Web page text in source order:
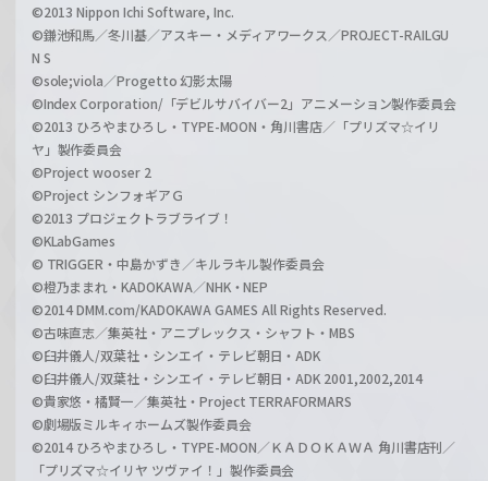
©2013 Nippon Ichi Software, Inc.
©鎌池和馬／冬川基／アスキー・メディアワークス／PROJECT-RAILGU
N S
©sole;viola／Progetto 幻影太陽
©Index Corporation/「デビルサバイバー2」アニメーション製作委員会
©2013 ひろやまひろし・TYPE-MOON・角川書店／「プリズマ☆イリ
ヤ」製作委員会
©Project wooser 2
©Project シンフォギアＧ
©2013 プロジェクトラブライブ！
©KLabGames
© TRIGGER・中島かずき／キルラキル製作委員会
©橙乃ままれ・KADOKAWA／NHK・NEP
©2014 DMM.com/KADOKAWA GAMES All Rights Reserved.
©古味直志／集英社・アニプレックス・シャフト・MBS
©臼井儀人/双葉社・シンエイ・テレビ朝日・ADK
©臼井儀人/双葉社・シンエイ・テレビ朝日・ADK 2001,2002,2014
©貴家悠・橘賢一／集英社・Project TERRAFORMARS
©劇場版ミルキィホームズ製作委員会
©2014 ひろやまひろし・TYPE-MOON／ＫＡＤＯＫＡＷＡ 角川書店刊／
「プリズマ☆イリヤ ツヴァイ！」製作委員会